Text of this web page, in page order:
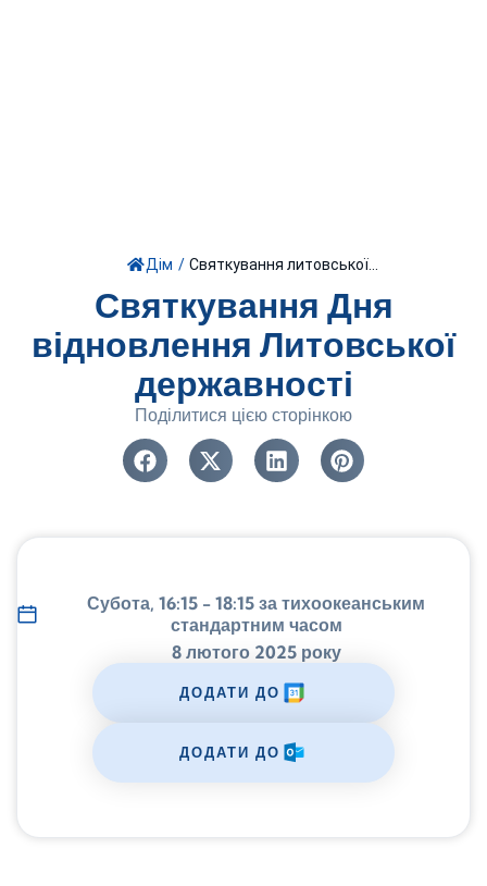
Дім / Святкування литовської...
Святкування Дня
відновлення Литовської
державності
Поділитися цією сторінкою
Субота, 16:15 - 18:15 за тихоокеанським
стандартним часом
8 лютого 2025 року
ДОДАТИ ДО
ДОДАТИ ДО